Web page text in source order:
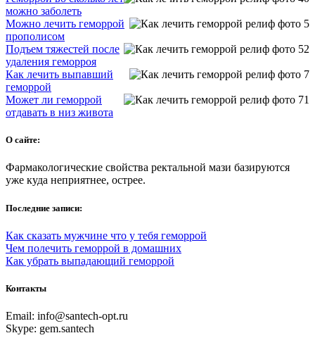
можно заболеть
Можно лечить геморрой
прополисом
Подъем тяжестей после
удаления геморроя
Как лечить выпавший
геморрой
Может ли геморрой
отдавать в низ живота
О сайте:
Фармакологические свойства ректальной мази базируются
уже куда неприятнее, острее.
Последние записи:
Как сказать мужчине что у тебя геморрой
Чем полечить геморрой в домашних
Как убрать выпадающий геморрой
Контакты
Email: info@santech-opt.ru
Skype: gem.santech